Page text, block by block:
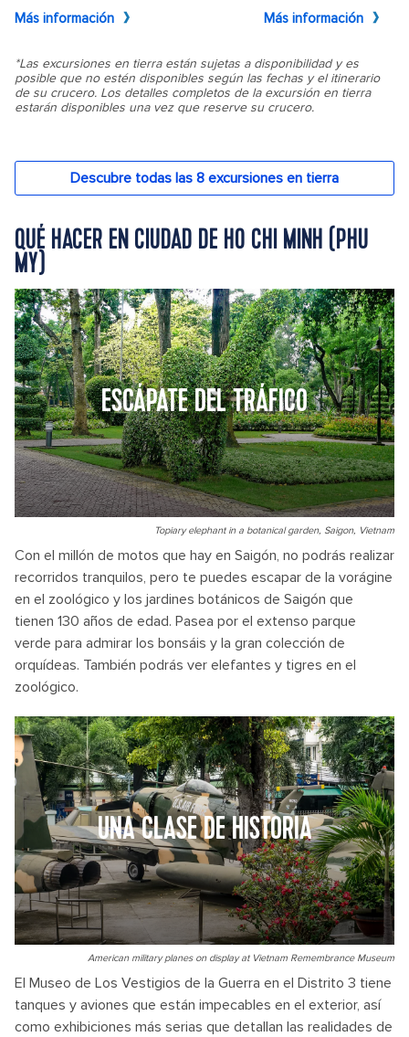
QUÉ HACER EN CIUDAD DE HO CHI MINH (PHU
MY)
ESCÁPATE DEL TRÁFICO
Topiary elephant in a botanical garden, Saigon, Vietnam
Con el millón de motos que hay en Saigón, no podrás realizar
recorridos tranquilos, pero te puedes escapar de la vorágine
en el zoológico y los jardines botánicos de Saigón que
tienen 130 años de edad. Pasea por el extenso parque
verde para admirar los bonsáis y la gran colección de
orquídeas. También podrás ver elefantes y tigres en el
zoológico.
UNA CLASE DE HISTORIA
American military planes on display at Vietnam Remembrance Museum
El Museo de Los Vestigios de la Guerra en el Distrito 3 tiene
tanques y aviones que están impecables en el exterior, así
como exhibiciones más serias que detallan las realidades de